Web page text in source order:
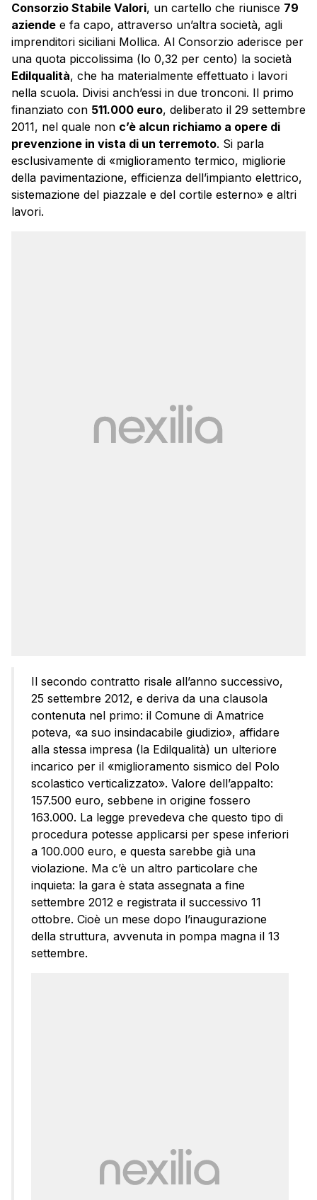
Consorzio Stabile Valori, un cartello che riunisce 79
aziende e fa capo, attraverso un’altra società, agli
imprenditori siciliani Mollica. Al Consorzio aderisce per
una quota piccolissima (lo 0,32 per cento) la società
Edilqualità, che ha materialmente effettuato i lavori
nella scuola. Divisi anch’essi in due tronconi. Il primo
finanziato con 511.000 euro, deliberato il 29 settembre
2011, nel quale non c’è alcun richiamo a opere di
prevenzione in vista di un terremoto. Si parla
esclusivamente di «miglioramento termico, migliorie
della pavimentazione, efficienza dell’impianto elettrico,
sistemazione del piazzale e del cortile esterno» e altri
lavori.
Il secondo contratto risale all’anno successivo,
25 settembre 2012, e deriva da una clausola
contenuta nel primo: il Comune di Amatrice
poteva, «a suo insindacabile giudizio», affidare
alla stessa impresa (la Edilqualità) un ulteriore
incarico per il «miglioramento sismico del Polo
scolastico verticalizzato». Valore dell’appalto:
157.500 euro, sebbene in origine fossero
163.000. La legge prevedeva che questo tipo di
procedura potesse applicarsi per spese inferiori
a 100.000 euro, e questa sarebbe già una
violazione. Ma c’è un altro particolare che
inquieta: la gara è stata assegnata a fine
settembre 2012 e registrata il successivo 11
ottobre. Cioè un mese dopo l’inaugurazione
della struttura, avvenuta in pompa magna il 13
settembre.